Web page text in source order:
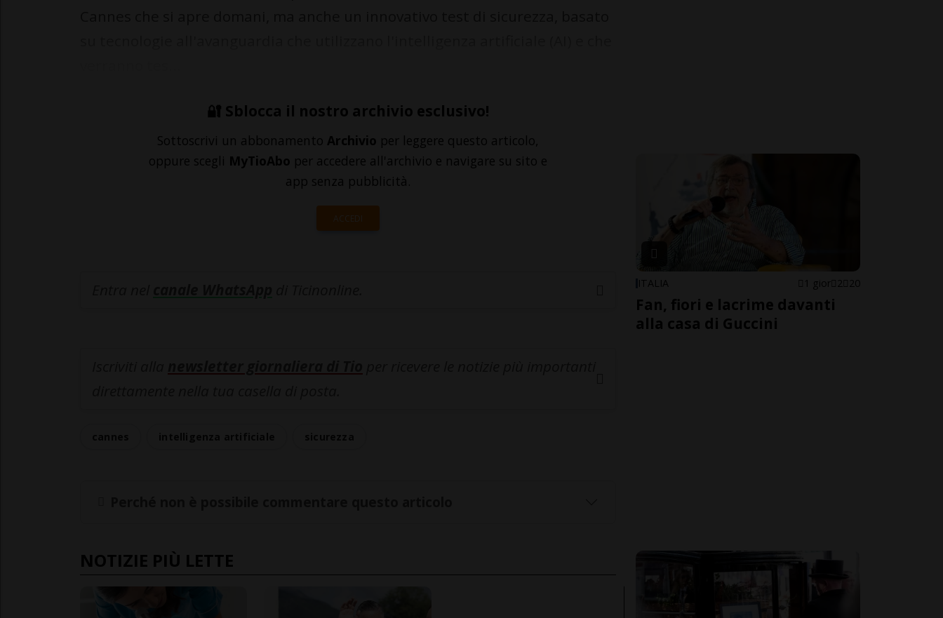
🔐 Sblocca il nostro archivio esclusivo!
Sottoscrivi un abbonamento Archivio per leggere questo articolo,
oppure scegli MyTioAbo per accedere all'archivio e navigare su sito e
app senza pubblicità.
ACCEDI
NOTIZIE PIÙ LETTE
ITALIA 1 gior 2 20
Fan, fiori e lacrime davanti
alla casa di Guccini